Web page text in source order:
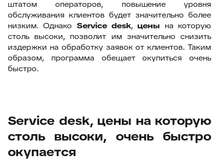
штатом операторов, повышение уровня
обслуживания клиентов будет значительно более
низким. Однако Service desk, цены на которую
столь высоки, позволит им значительно снизить
издержки на обработку заявок от клиентов. Таким
образом, программа обещает окупиться очень
быстро.
Service desk, цены на которую
столь высоки, очень быстро
окупается